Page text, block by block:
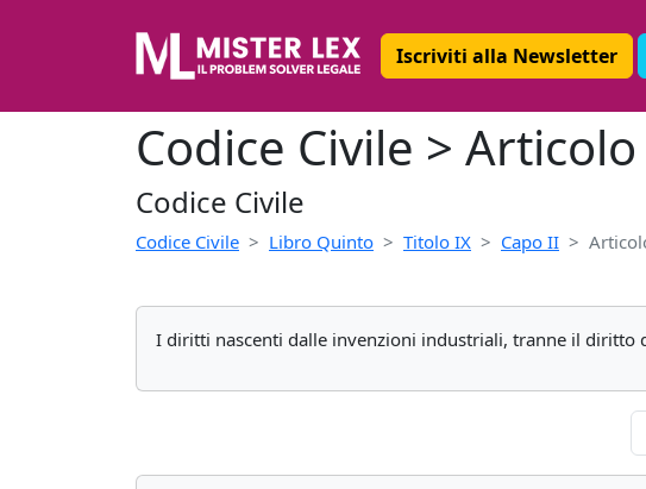
Iscriviti alla Newsletter
Codice Civile >
Codice Civile
Codice Civile Libro Quinto Titolo IX Capo II
I diritti nascenti dalle invenzioni industriali, tranne il diritto